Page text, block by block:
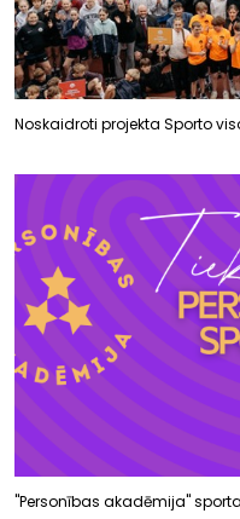
Noskaidroti projekta Sporto
"Personības akadēmija"